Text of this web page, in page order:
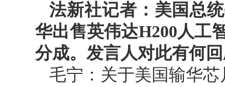
法新社记者：美国总
华出售英伟达H200人工
分成。发言人对此有何
毛宁：关于美国输华